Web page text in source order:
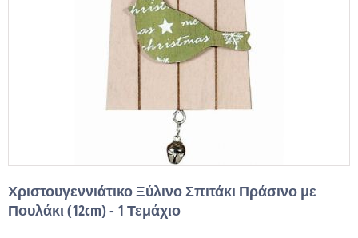
Χριστουγεννιάτικο Ξύλινο Σπιτάκι Πράσινο με
Πουλάκι (12cm) - 1 Τεμάχιο